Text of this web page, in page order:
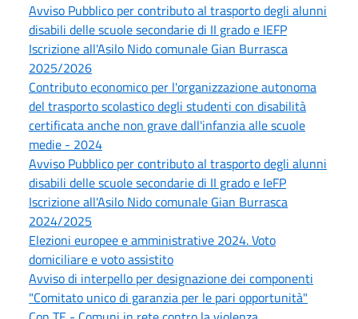
Avviso Pubblico per contributo al trasporto degli alunni
disabili delle scuole secondarie di II grado e IEFP
Iscrizione all'Asilo Nido comunale Gian Burrasca
2025/2026
Contributo economico per l'organizzazione autonoma
del trasporto scolastico degli studenti con disabilità
certificata anche non grave dall'infanzia alle scuole
medie - 2024
Avviso Pubblico per contributo al trasporto degli alunni
disabili delle scuole secondarie di II grado e IeFP
Iscrizione all'Asilo Nido comunale Gian Burrasca
2024/2025
Elezioni europee e amministrative 2024. Voto
domiciliare e voto assistito
Avviso di interpello per designazione dei componenti
"Comitato unico di garanzia per le pari opportunità"